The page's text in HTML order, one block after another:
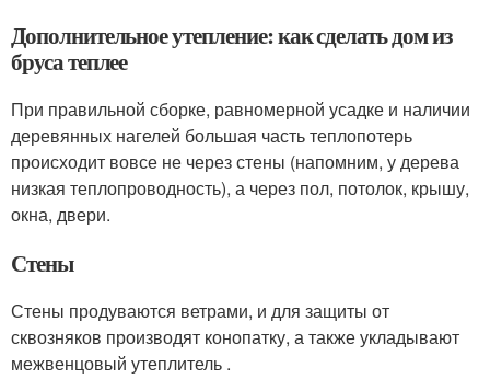
Дополнительное утепление: как сделать дом из
бруса теплее
При правильной сборке, равномерной усадке и наличии
деревянных нагелей большая часть теплопотерь
происходит вовсе не через стены (напомним, у дерева
низкая теплопроводность), а через пол, потолок, крышу,
окна, двери.
Стены
Стены продуваются ветрами, и для защиты от
сквозняков производят конопатку, а также укладывают
межвенцовый утеплитель .